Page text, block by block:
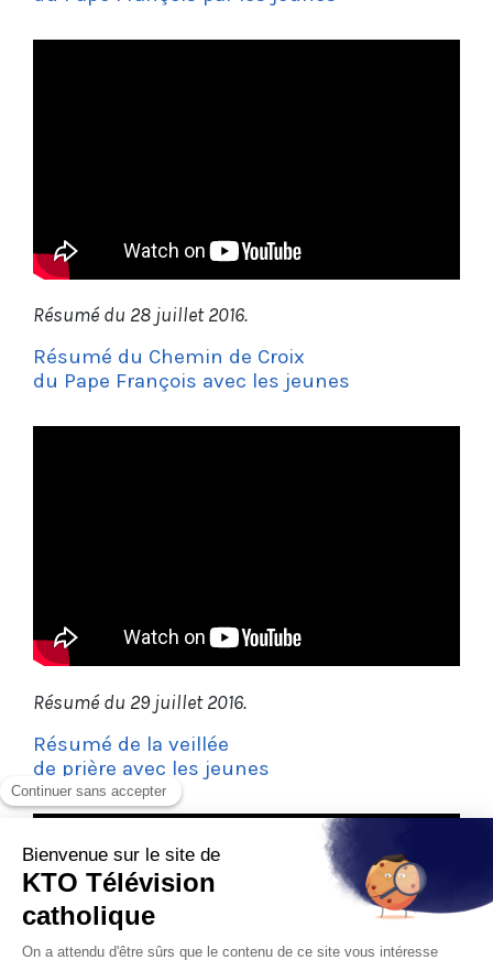
Résumé du 28 juillet 2016.
Résumé du Chemin de Croix
du Pape François avec les jeunes
Résumé du 29 juillet 2016.
Résumé de la veillée
de prière avec les jeunes